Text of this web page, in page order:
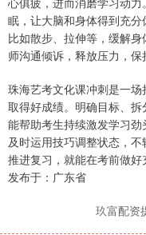
眠，让大脑和身体得到充分
比如散步、拉伸等，缓解
师沟通倾诉，释放压力，保
珠海艺考文化课冲刺是一
取得好成绩。明确目标、
能帮助考生持续激发学习
及时运用技巧调整状态，
推进复习，就能在考前做好
发布于：广东省
玖富配资